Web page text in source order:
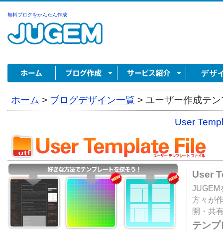
無料ブログをかんたん作成
ホーム > ブログデザイン一覧 > ユーザー作成テ
User
User
JUGEM
方々が
開・共
テン